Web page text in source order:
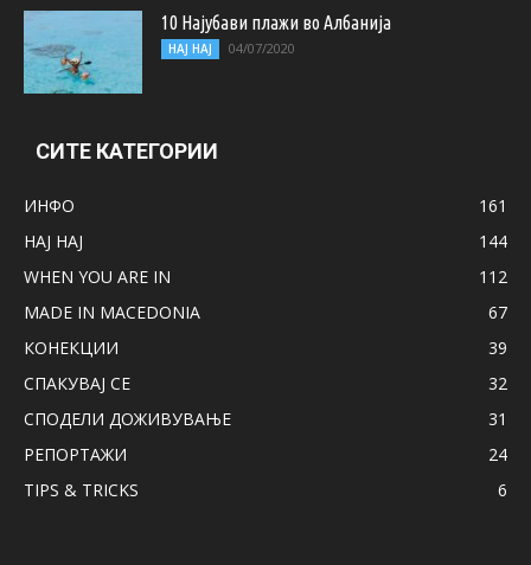
10 Најубави плажи во Албанија
НАЈ НАЈ 04/07/2020
СИТЕ КАТЕГОРИИ
ИНФО
161
НАЈ НАЈ
144
WHEN YOU ARE IN
112
MADE IN MACEDONIA
67
КОНЕКЦИИ
39
СПАКУВАЈ СЕ
32
СПОДЕЛИ ДОЖИВУВАЊЕ
31
РЕПОРТАЖИ
24
TIPS & TRICKS
6